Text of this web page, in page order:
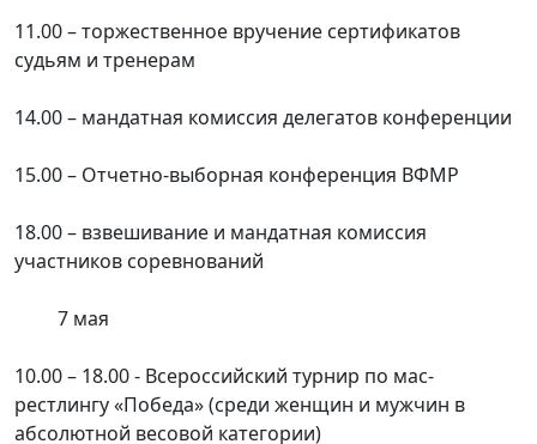
11.00 – торжественное вручение сертификатов
судьям и тренерам
14.00 – мандатная комиссия делегатов конференции
15.00 – Отчетно-выборная конференция ВФМР
18.00 – взвешивание и мандатная комиссия
участников соревнований
7 мая
10.00 – 18.00 - Всероссийский турнир по мас-
рестлингу «Победа» (среди женщин и мужчин в
абсолютной весовой категории)